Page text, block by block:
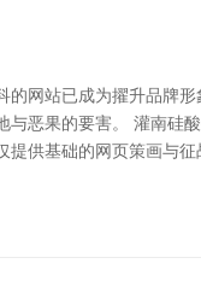
的网站已成为擢升品牌
与恶果的要害。 灌南硅
提供基础的网页策画与